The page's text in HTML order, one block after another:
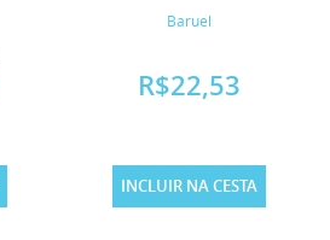
Baruel
R$22,53
INCLUIR NA CESTA